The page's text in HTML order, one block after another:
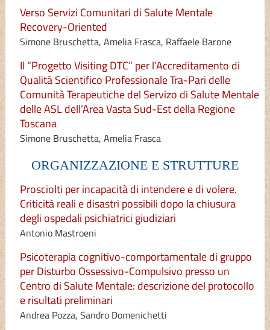
Verso Servizi Comunitari di Salute Mentale
Recovery-Oriented
Simone Bruschetta, Amelia Frasca, Raffaele Barone
Il “Progetto Visiting DTC” per l’Accreditamento di
Qualità Scientifico Professionale Tra-Pari delle
Comunità Terapeutiche del Servizo di Salute Mentale
delle ASL dell’Area Vasta Sud-Est della Regione
Toscana
Simone Bruschetta, Amelia Frasca
ORGANIZZAZIONE E STRUTTURE
Prosciolti per incapacità di intendere e di volere.
Criticità reali e disastri possibili dopo la chiusura
degli ospedali psichiatrici giudiziari
Antonio Mastroeni
Psicoterapia cognitivo-comportamentale di gruppo
per Disturbo Ossessivo-Compulsivo presso un
Centro di Salute Mentale: descrizione del protocollo
e risultati preliminari
Andrea Pozza, Sandro Domenichetti